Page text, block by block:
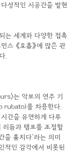
성적인 시공간을 발현
는 세계와 다양한 접촉
스 《호흡》에 많은 관
.
〉는 악보의 연주 기
rubato)를 차용한다.
간을 유연하게 다루
리듬과 템포를 조절할
을 훔치다’라는 의미
적인 감각에서 비롯된